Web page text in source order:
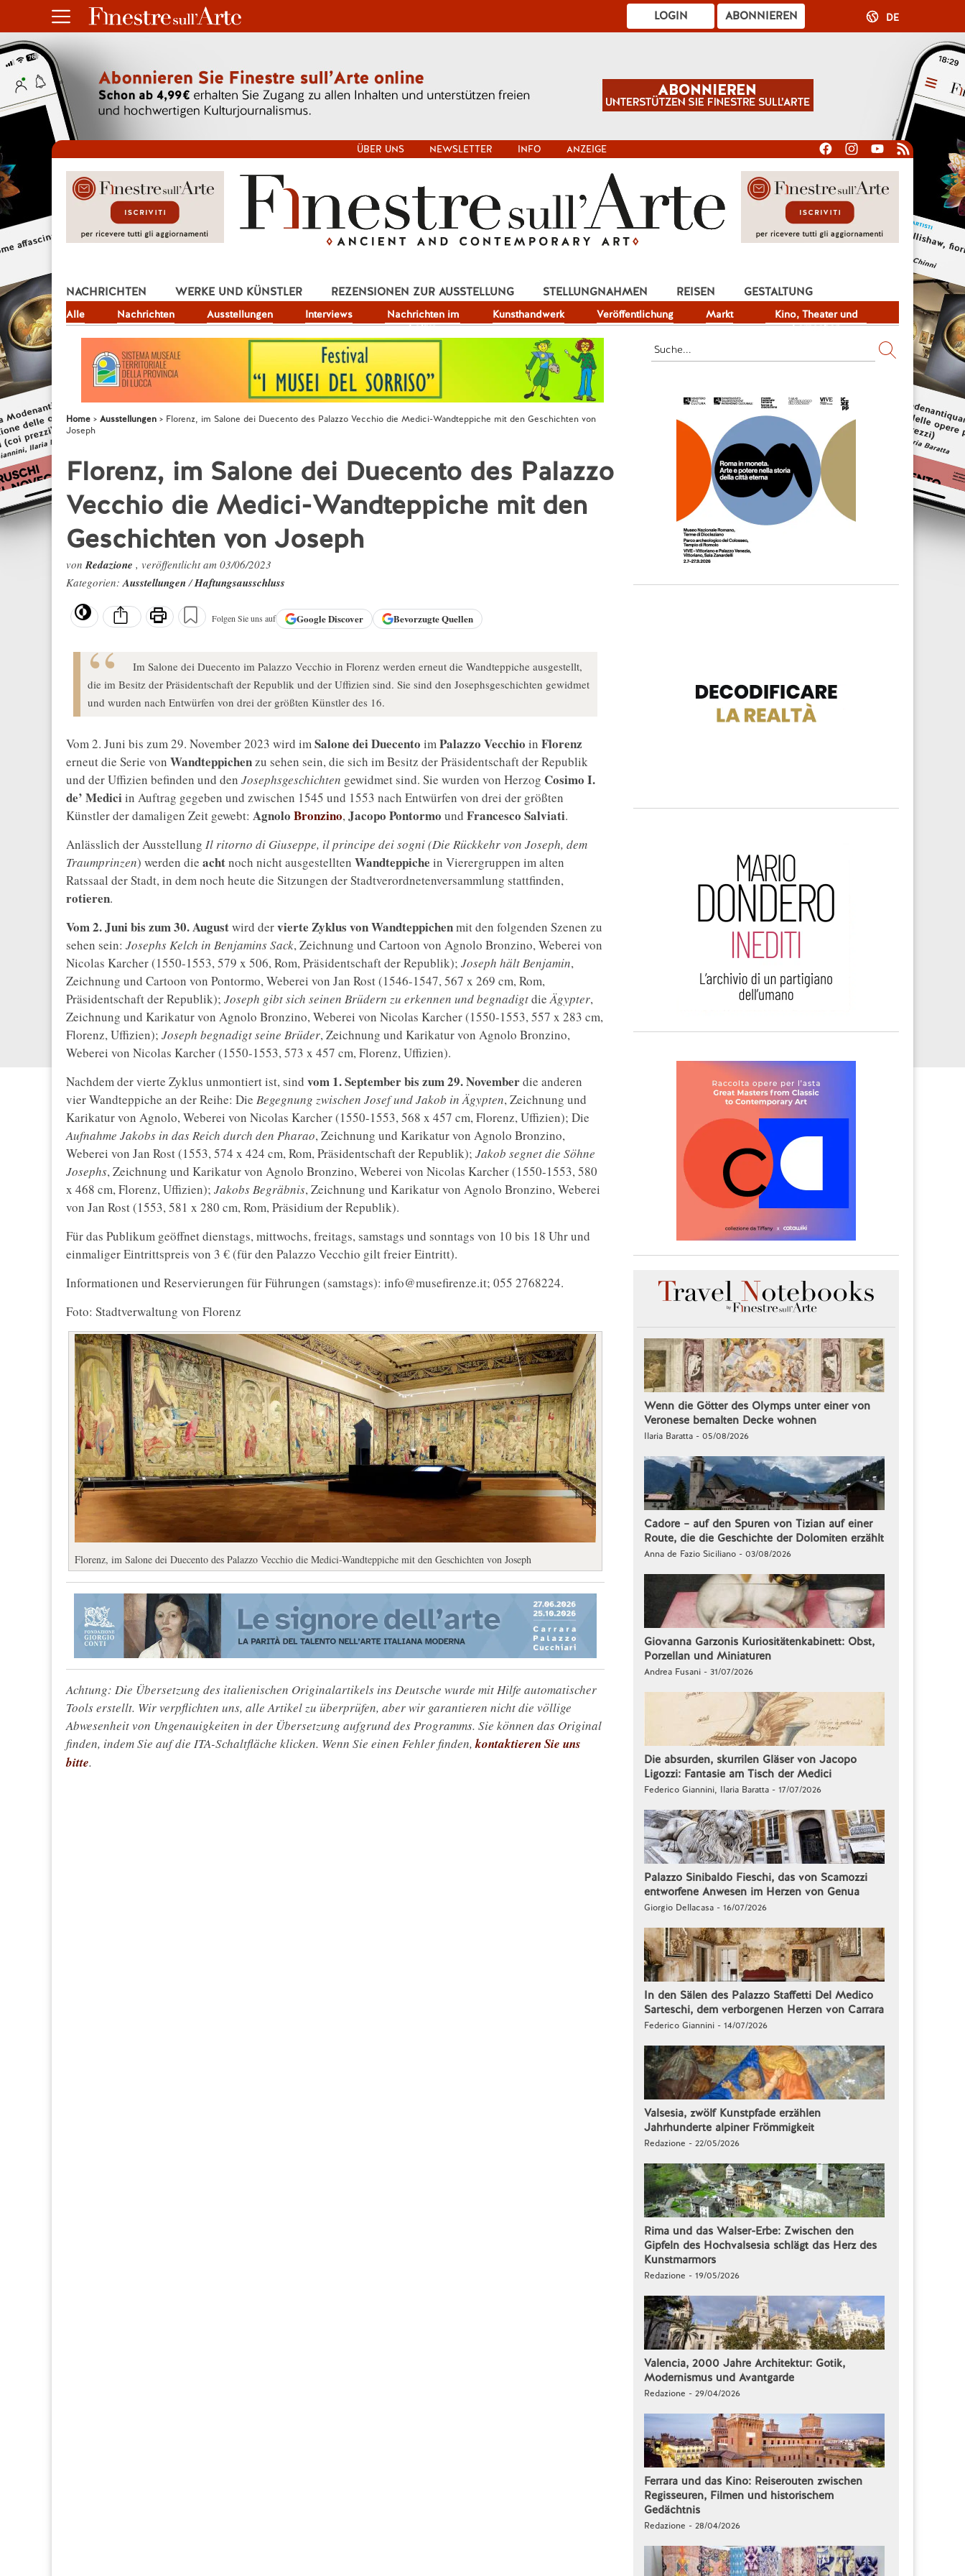
ABONNIEREN
LOGIN DE
ÜBER UNS NEWSLETTER INFO ANZEIGE
NACHRICHTEN
Alle Nachrichten Ausstellungen Interviews
Nachrichten im
Fokus
Kunsthandwerk Veröffentlichung Markt
Kino, Theater und
Fernsehen
WERKE UND KÜNSTLER REZENSIONEN ZUR AUSSTELLUNG STELLUNGNAHMEN REISEN
GESTALTUNG
JOB
Home Ausstellungen
Florenz, im Salone dei Duecento des Palazzo Vecchio die Medici-Wandteppiche mit den Geschichten von
Joseph
Florenz, im Salone dei Duecento des Palazzo
Vecchio die Medici-Wandteppiche mit den
Geschichten von Joseph
vonRedazione , veröffentlicht am 03/06/2023
Kategorien:Ausstellungen/Haftungsausschluss
Folgen Sie uns auf GoogleDiscover Bevorzugte Quellen
Im Salone dei Duecento im Palazzo Vecchio in Florenz werden erneut die Wandteppiche ausgestellt,
die im Besitz der Präsidentschaft der Republik und der Uffizien sind. Sie sind den Josephsgeschichten gewidmet
und wurden nach Entwürfen von drei der größten Künstler des 16.
Vom 2. Juni bis zum 29. November 2023 wird imSalone dei Duecento imPalazzo Vecchio in Florenz
erneut die Serie von Wandteppichenzu sehen sein, die sich im Besitz der Präsidentschaft der Republik
und der Uffizien befinden und den Josephsgeschichten gewidmet sind. Sie wurden von Herzog Cosimo I.
de’ Mediciin Auftrag gegeben und zwischen 1545 und 1553 nach Entwürfen von drei der größten
Künstler der damaligen Zeit gewebt: Agnolo Bronzino,Jacopo Pontormo und Francesco Salviati.
Anlässlich der Ausstellung Il ritorno di Giuseppe, il principe dei sogni (Die Rückkehr von Joseph, dem
Traumprinzen) werden die achtnoch nicht ausgestellten Wandteppiche in Vierergruppen im alten
Ratssaal der Stadt, in dem noch heute die Sitzungen der Stadtverordnetenversammlung stattfinden,
rotieren.
Vom 2. Juni bis zum 30. Augustwird dervierte Zyklus von Wandteppichenmit den folgenden Szenen zu
sehen sein: Josephs Kelch in Benjamins Sack, Zeichnung und Cartoon von Agnolo Bronzino, Weberei von
Nicolas Karcher (1550-1553, 579 x 506, Rom, Präsidentschaft der Republik); Joseph hält Benjamin,
Zeichnung und Cartoon von Pontormo, Weberei von Jan Rost (1546-1547, 567 x 269 cm, Rom,
Präsidentschaft der Republik); Joseph gibt sich seinen Brüdern zu erkennen undbegnadigtdieÄgypter,
Zeichnung und Karikatur von Agnolo Bronzino, Weberei von Nicolas Karcher (1550-1553, 557 x 283 cm,
Florenz, Uffizien); Joseph begnadigt seine Brüder, Zeichnung und Karikatur von Agnolo Bronzino,
Weberei von Nicolas Karcher (1550-1553, 573 x 457 cm, Florenz, Uffizien).
Nachdem der vierte Zyklus unmontiert ist, sind vom 1. September bis zum 29. Novemberdie anderen
vier Wandteppiche an der Reihe: Die Begegnung zwischen Josef und Jakob in Ägypten, Zeichnung und
Karikatur von Agnolo, Weberei von Nicolas Karcher (1550-1553, 568 x 457 cm, Florenz, Uffizien); Die
Aufnahme Jakobs in das Reich durch den Pharao, Zeichnung und Karikatur von Agnolo Bronzino,
Weberei von Jan Rost (1553, 574 x 424 cm, Rom, Präsidentschaft der Republik); Jakob segnet die Söhne
Josephs, Zeichnung und Karikatur von Agnolo Bronzino, Weberei von Nicolas Karcher (1550-1553, 580
x 468 cm, Florenz, Uffizien); Jakobs Begräbnis, Zeichnung und Karikatur von Agnolo Bronzino, Weberei
von Jan Rost (1553, 581 x 280 cm, Rom, Präsidium der Republik).
Für das Publikum geöffnet dienstags, mittwochs, freitags, samstags und sonntags von 10 bis 18 Uhr und
einmaliger Eintrittspreis von 3 € (für den Palazzo Vecchio gilt freier Eintritt).
Informationen und Reservierungen für Führungen (samstags): info@musefirenze.it; 055 2768224.
Foto: Stadtverwaltung von Florenz
Florenz, im Salone dei Duecento des Palazzo Vecchio die Medici-Wandteppiche mit den Geschichten von Joseph
Achtung: Die Übersetzung des italienischen Originalartikels ins Deutsche wurde mit Hilfe automatischer
Tools erstellt. Wir verpflichten uns, alle Artikel zu überprüfen, aber wir garantieren nicht die völlige
Abwesenheit von Ungenauigkeiten in der Übersetzung aufgrund des Programms. Sie können das Original
finden, indem Sie auf die ITA-Schaltfläche klicken. Wenn Sie einen Fehler finden,kontaktieren Sie uns
bitte.
Wenn die Götter des Olymps unter einer von
Veronese bemalten Decke wohnen
Ilaria Baratta - 05/08/2026
Cadore – auf den Spuren von Tizian auf einer
Route, die die Geschichte der Dolomiten erzählt
Anna de Fazio Siciliano - 03/08/2026
Giovanna Garzonis Kuriositätenkabinett: Obst,
Porzellan und Miniaturen
Andrea Fusani - 31/07/2026
Die absurden, skurrilen Gläser von Jacopo
Ligozzi: Fantasie am Tisch der Medici
Federico Giannini, Ilaria Baratta - 17/07/2026
Palazzo Sinibaldo Fieschi, das von Scamozzi
entworfene Anwesen im Herzen von Genua
Giorgio Dellacasa - 16/07/2026
In den Sälen des Palazzo Staffetti Del Medico
Sarteschi, dem verborgenen Herzen von Carrara
Federico Giannini - 14/07/2026
Valsesia, zwölf Kunstpfade erzählen
Jahrhunderte alpiner Frömmigkeit
Redazione - 22/05/2026
Rima und das Walser-Erbe: Zwischen den
Gipfeln des Hochvalsesia schlägt das Herz des
Kunstmarmors
Redazione - 19/05/2026
Valencia, 2000 Jahre Architektur: Gotik,
Modernismus und Avantgarde
Redazione - 29/04/2026
Ferrara und das Kino: Reiserouten zwischen
Regisseuren, Filmen und historischem
Gedächtnis
Redazione - 28/04/2026